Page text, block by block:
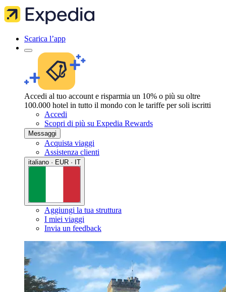
Scarica l’app
Accedi al tuo account e risparmia un 10% o più su oltre
100.000 hotel in tutto il mondo con le tariffe per soli iscritti
Accedi
Scopri di più su Expedia Rewards
Messaggi
Acquista viaggi
Assistenza clienti
italiano · EUR · IT
Aggiungi la tua struttura
I miei viaggi
Invia un feedback